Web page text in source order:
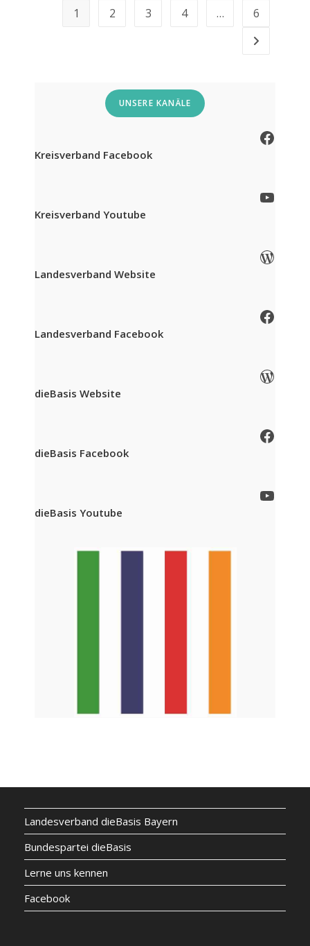
1 2 3 4 … 6
Zur
UNSERE KANÄLE
Facebook
Kreisverband Facebook
YouTube
Kreisverband Youtube
WordPress
Landesverband Website
Facebook
Landesverband Facebook
WordPress
dieBasis Website
Facebook
dieBasis Facebook
YouTube
dieBasis Youtube
Landesverband dieBasis Bayern
Bundespartei dieBasis
Lerne uns kennen
Facebook